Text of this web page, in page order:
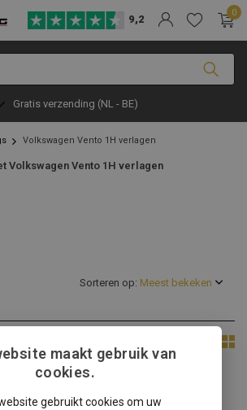
9,2
0
Gratis verzending (NL - BE)
Volkswagen Vento 1H verlagen
Volkswagen Vento 1H verlagen
Sorteren op:
Volkswagen Vento 1H schroefset
maakt gebruik van
cookies.
gebruikt cookies om uw